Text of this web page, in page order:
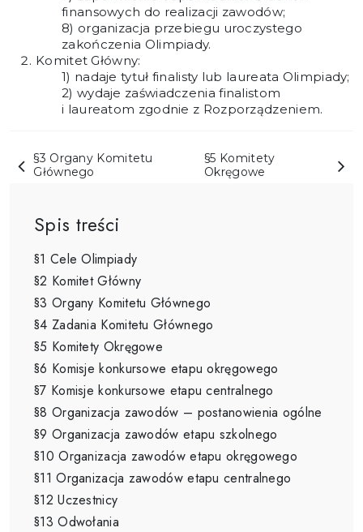
finansowych do realizacji zawodów;
organizacja przebiegu uroczystego
zakończenia Olimpiady.
Komitet Główny:
nadaje tytuł finalisty lub laureata Olimpiady;
wydaje zaświadczenia finalistom
i laureatom zgodnie z Rozporządzeniem.
§3 Organy Komitetu
Głównego
§5 Komitety
Okręgowe
Spis treści
§1 Cele Olimpiady
§2 Komitet Główny
§3 Organy Komitetu Głównego
§4 Zadania Komitetu Głównego
§5 Komitety Okręgowe
§6 Komisje konkursowe etapu okręgowego
§7 Komisje konkursowe etapu centralnego
§8 Organizacja zawodów – postanowienia ogólne
§9 Organizacja zawodów etapu szkolnego
§10 Organizacja zawodów etapu okręgowego
§11 Organizacja zawodów etapu centralnego
§12 Uczestnicy
§13 Odwołania